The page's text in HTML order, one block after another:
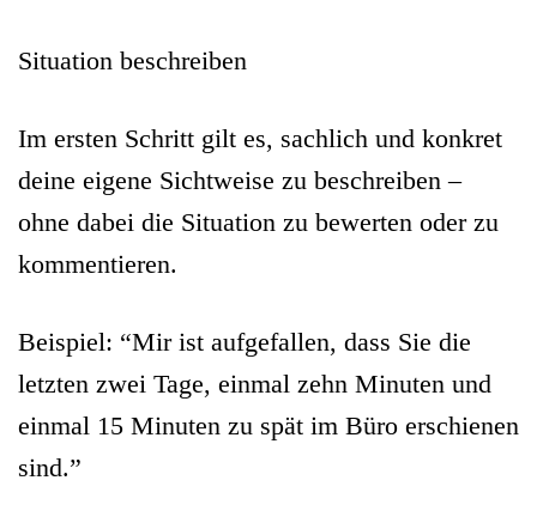
Situation beschreiben
Im ersten Schritt gilt es, sachlich und konkret
deine eigene Sichtweise zu beschreiben –
ohne dabei die Situation zu bewerten oder zu
kommentieren.
Beispiel: “Mir ist aufgefallen, dass Sie die
letzten zwei Tage, einmal zehn Minuten und
einmal 15 Minuten zu spät im Büro erschienen
sind.”